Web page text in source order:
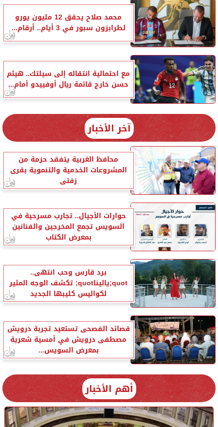
محمد صلاح يحقق 12 مليون يورو
لطرابزون سبور في 3 أيام.. أرقام...
مع احتمالية انتقاله إلى سيلتك.. هيثم
حسن خارج قائمة ريال أوفييدو أمام...
آخر الأخبار
محافظ الغربية يتفقد حزمة من
المشروعات الخدمية والتنموية بقرى
زفتى
حوارات الأجيال.. تجارب مسرحية في
السويس تجمع المخرجين والفنانين
بمعرض الكتاب
برد قارس وحب انتهى..
quot;ياليناquot; تكشف الوجه المثير
لكواليس كليبها الجديد
قصائد الفصحى تستعيد تجربة درويش
مصطفى درويش في أمسية شعرية
بمعرض السويس...
أهم الأخبار